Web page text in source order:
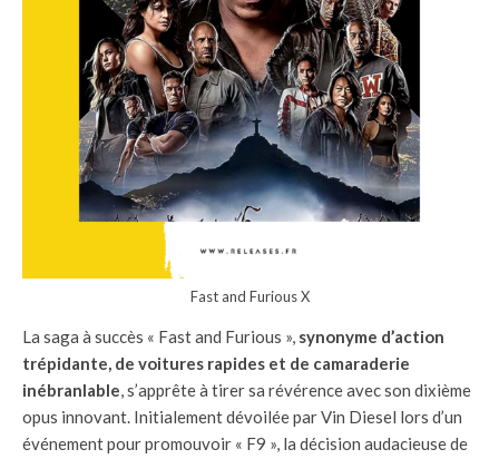
Fast and Furious X
La saga à succès « Fast and Furious », synonyme d’action
trépidante, de voitures rapides et de camaraderie
inébranlable, s’apprête à tirer sa révérence avec son dixième
opus innovant. Initialement dévoilée par Vin Diesel lors d’un
événement pour promouvoir « F9 », la décision audacieuse de